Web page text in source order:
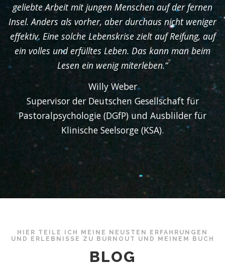
geliebte Arbeit mit jungen Menschen auf der fernen
Insel. Anders als vorher, aber durchaus nicht weniger
effektiv. Eine solche Lebenskrise zielt auf Reifung, auf
ein volles und erfülltes Leben. Das kann man beim
Lesen ein wenig miterleben.“
Willy Weber
Supervisor der Deutschen Gesellschaft für
Pastoralpsychologie (DGfP) und Ausblilder für
Klinische Seelsorge (KSA).
HIER TEILE ICH MEINE NEUSTEN ERFAHRUNGEN
UND ERLEBNISSE ZU BURNOUT UND MEINEM BUCH
BLOG